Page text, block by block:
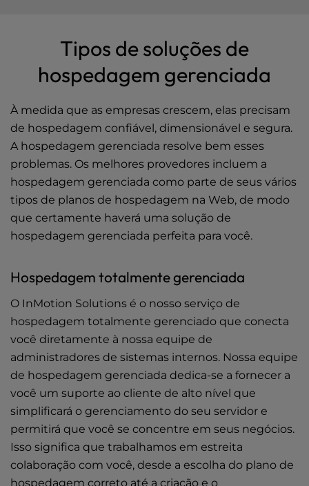
Tipos de soluções de
hospedagem gerenciada
À medida que as empresas crescem, elas precisam
de hospedagem confiável, dimensionável e segura.
A hospedagem gerenciada resolve bem esses
problemas. Os melhores provedores incluem a
hospedagem gerenciada como parte de seus vários
tipos de planos de hospedagem na Web, de modo
que certamente haverá uma solução de
hospedagem gerenciada perfeita para você.
Hospedagem totalmente gerenciada
O InMotion Solutions é o nosso serviço de
hospedagem totalmente gerenciado que conecta
você diretamente à nossa equipe de
administradores de sistemas internos. Nossa equipe
de hospedagem gerenciada dedica-se a fornecer a
você um suporte ao cliente de alto nível que
simplificará o gerenciamento do seu servidor e
permitirá que você se concentre em seus negócios.
Isso significa que trabalhamos em estreita
colaboração com você, desde a escolha do plano de
hospedagem correto até a criação e o